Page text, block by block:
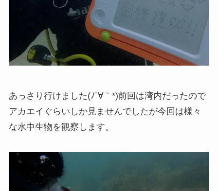
あっさり行けました(ﾉ´∀｀*)前回は湾内だったので
アカエイぐらいしか見ませんでしたが今回は様々
な水中生物を観察します。